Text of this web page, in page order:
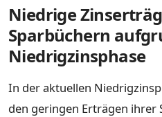
Niedrige
Sparbüchern
Niedrigzinsphase
In der aktuellen
den geringen Erträgen ihrer